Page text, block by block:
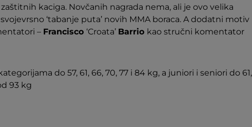
kaciga. Novčanih nagrada nema, ali je ovo velika
‘tabanje puta’ novih MMA boraca. A dodatni motiv
– Francisco ‘Croata’ Barrio kao stručni komentator
do 57, 61, 66, 70, 77 i 84 kg, a juniori i seniori do 61,
93 kg